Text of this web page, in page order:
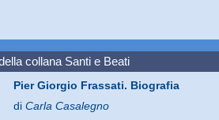
collana Santi e Beati
Pier Giorgio Frassati. Biografia
diCarla Casalegno